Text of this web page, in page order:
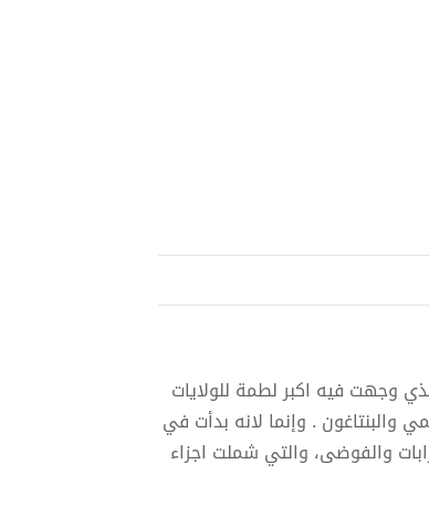
اليوم الذي وجهت فيه اكبر لطمة للولايات
والبنتاغون . وإنما لانه بدأت في
والفوضى، والتي شملت اجزاء